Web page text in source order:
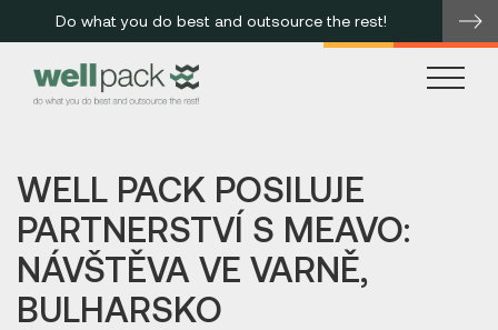
Do what you do best and outsource the rest!
WELL PACK POSILUJE
PARTNERSTVÍ S MEAVO:
NÁVŠTĚVA VE VARNĚ,
BULHARSKO